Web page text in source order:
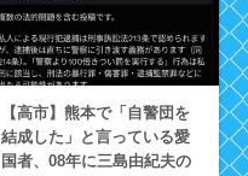
【高市】熊本で「自警団を
結成した」と言っている愛
国者、08年に三島由紀夫の